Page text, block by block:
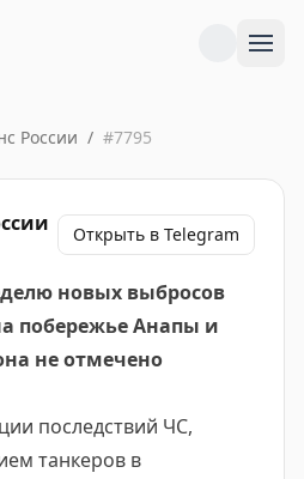
России / #7795
Открыть в Telegram
новых выбросов
побережье Анапы и
не отмечено
последствий ЧС,
танкеров в